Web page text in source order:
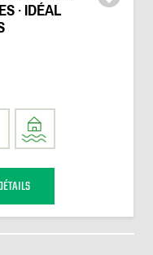
· IDÉAL